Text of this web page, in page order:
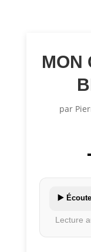
MON
par
▶️
Lecture